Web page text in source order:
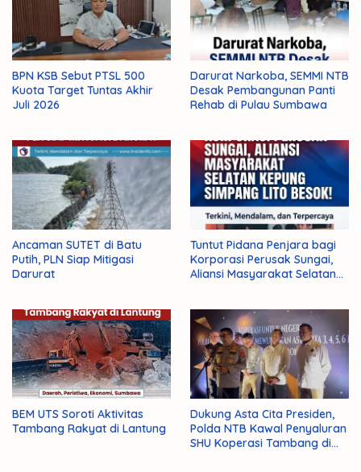
BPN KSB Sebut PTSL 500
Kuota Target Tuntas Akhir
Juli 2026
Darurat Narkoba, SEMMI NTB
Desak Pembangunan Panti
Rehab di Pulau Sumbawa
Ancaman SUTET di Batu
Putih, PLN Siap Mitigasi
Darurat
Tuntut Pidana Penjara bagi
Korporasi Perusak Sungai,
Aliansi Masyarakat Selatan
BEM UTS Soroti Aktivitas
Tambang Rakyat di Lantung
Dukung Asta Cita Presiden,
Polda NTB Kawal Penyaluran
SHU Koperasi Tambang di